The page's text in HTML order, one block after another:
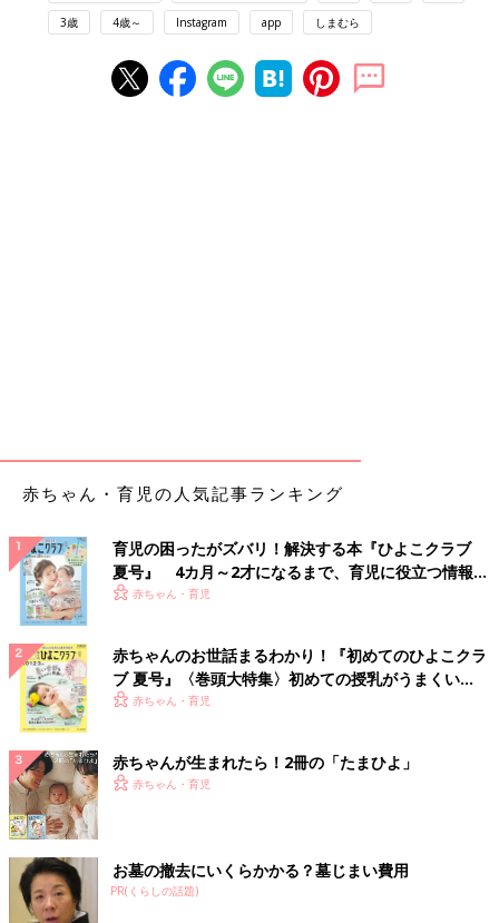
3歳 4歳～ Instagram app しまむら
赤ちゃん・育児の人気記事ランキング
育児の困ったがズバリ！解決する本『ひよこクラブ
夏号』 4カ月～2才になるまで、育児に役立つ情報が
いっぱい！
赤ちゃん・育児
赤ちゃんのお世話まるわかり！『初めてのひよこクラ
ブ 夏号』〈巻頭大特集〉初めての授乳がうまくい
く！ おっぱい・ミルクの基本と夏のトラブル 解決テ
赤ちゃん・育児
赤ちゃんが生まれたら！2冊の「たまひよ」
赤ちゃん・育児
お墓の撤去にいくらかかる？墓じまい費用
PR(くらしの話題)